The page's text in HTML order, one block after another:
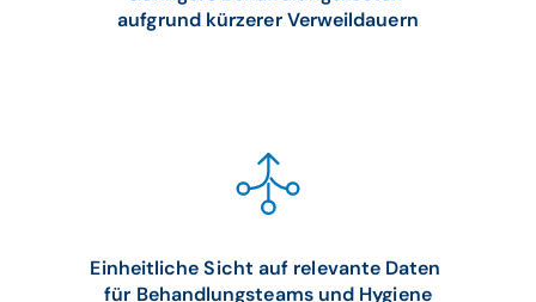
aufgrund kürzerer Verweildauern
Einheitliche Sicht auf relevante Daten
für Behandlungsteams und Hygiene